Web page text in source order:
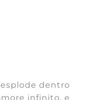
dentro
infinito, e